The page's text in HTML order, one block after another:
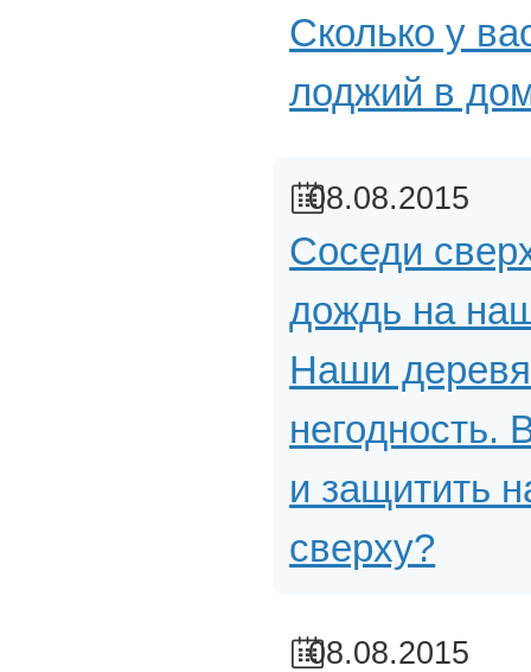
Сколько у
лоджий в
08.08.2015
Соседи
дождь на
Наши
и защитить
сверху?
08.08.2015